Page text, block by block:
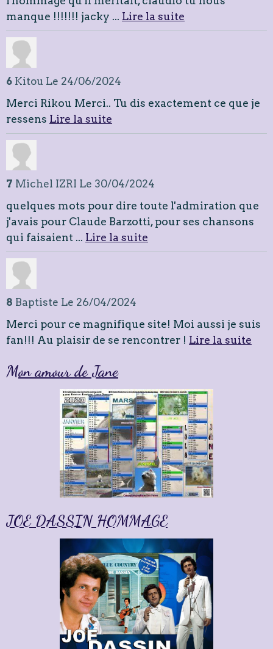
manque !!!!!!! jacky ... Lire la suite
6 Kitou Le 24/06/2024
Merci Rikou Merci.. Tu dis exactement ce que je
ressens Lire la suite
7 Michel IZRI Le 30/04/2024
quelques mots pour dire toute l'admiration que
j'avais pour Claude Barzotti, pour ses chansons
qui faisaient ... Lire la suite
8 Baptiste Le 26/04/2024
Merci pour ce magnifique site! Moi aussi je suis
fan!!! Au plaisir de se rencontrer ! Lire la suite
Mon amour de Jane
JOE DASSIN HOMMAGE